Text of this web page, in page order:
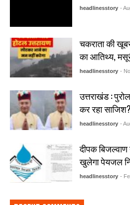
headlinesstory -
चकराता की
का आतिथ्य,
headlinesstory -
उत्तराखंड :
कर रहा साजिश?
headlinesstory -
दीपक
खुलेगा पेयजल
headlinesstory -